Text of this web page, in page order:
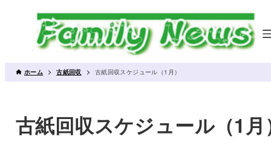
ホーム 古紙回収 古紙回収スケジュール（1月）
古紙回収スケジュール（1月